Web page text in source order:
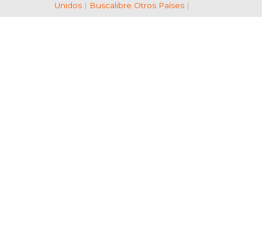
Unidos| Buscalibre Otros Países|